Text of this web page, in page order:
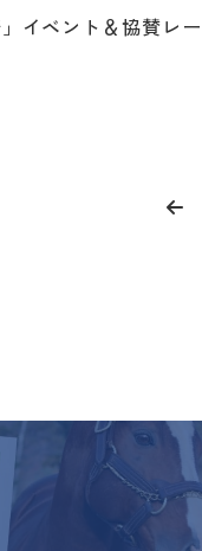
イベント＆協賛レー